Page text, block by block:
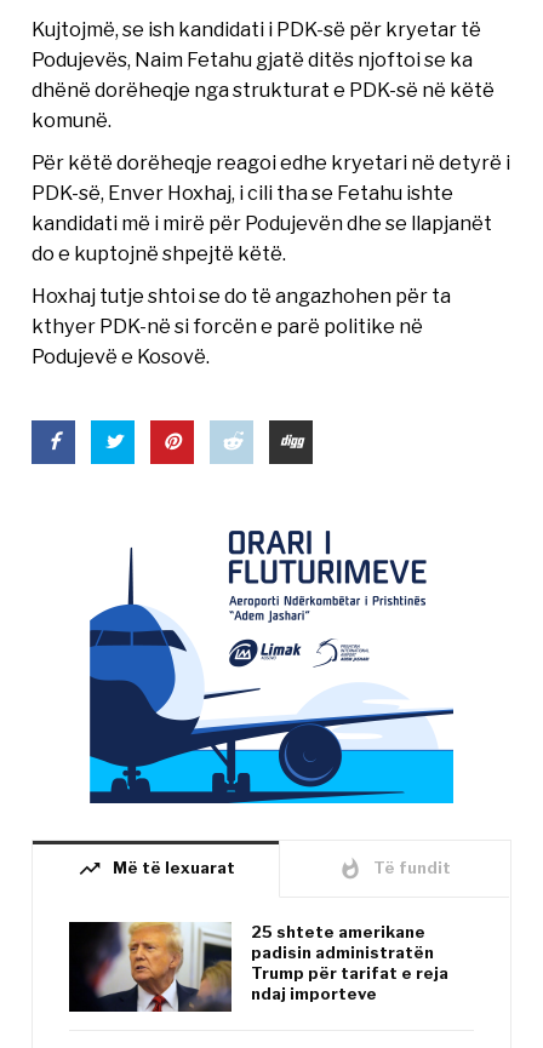
Kujtojmë, se ish kandidati i PDK-së për kryetar të
Podujevës, Naim Fetahu gjatë ditës njoftoi se ka
dhënë dorëheqje nga strukturat e PDK-së në këtë
komunë.
Për këtë dorëheqje reagoi edhe kryetari në detyrë i
PDK-së, Enver Hoxhaj, i cili tha se Fetahu ishte
kandidati më i mirë për Podujevën dhe se llapjanët
do e kuptojnë shpejtë këtë.
Hoxhaj tutje shtoi se do të angazhohen për ta
kthyer PDK-në si forcën e parë politike në
Podujevë e Kosovë.
trending_up Më të lexuarat whatshot Të fundit
25 shtete amerikane
padisin administratën
Trump për tarifat e reja
ndaj importeve